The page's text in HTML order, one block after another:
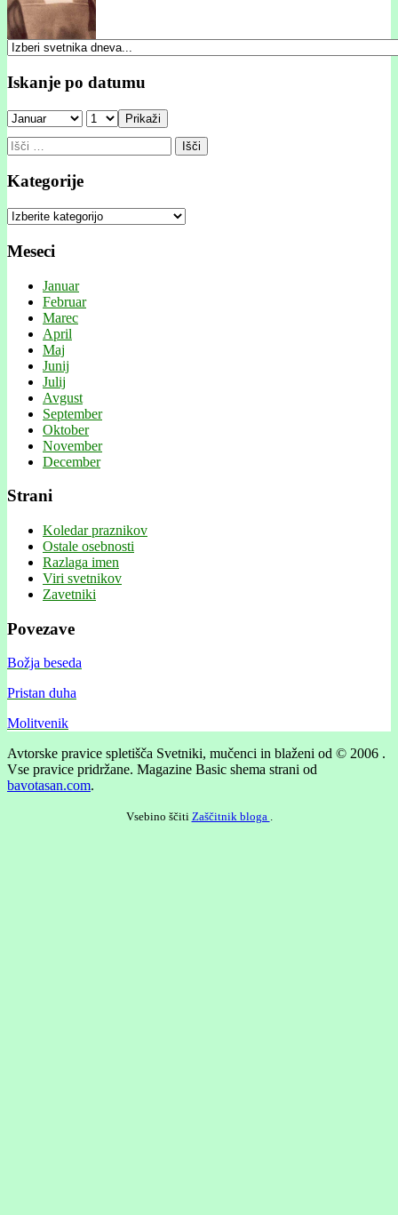
Iskanje po datumu
Prikaži
Išči:
Kategorije
Kategorije
Meseci
Januar
Februar
Marec
April
Maj
Junij
Julij
Avgust
September
Oktober
November
December
Strani
Koledar praznikov
Ostale osebnosti
Razlaga imen
Viri svetnikov
Zavetniki
Povezave
Božja beseda
Pristan duha
Molitvenik
Avtorske pravice spletišča Svetniki, mučenci in blaženi od © 2006 .
Vse pravice pridržane. Magazine Basic shema strani od
bavotasan.com.
Vsebino ščiti Zaščitnik bloga .